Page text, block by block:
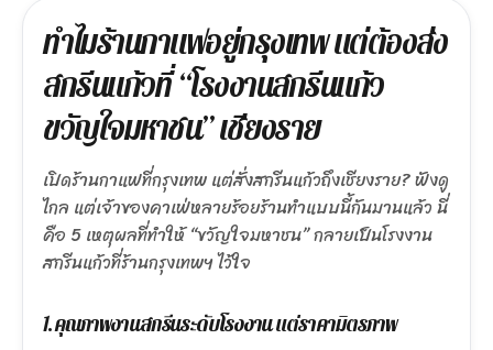
ทำไมร้านกาแฟอยู่กรุงเทพ แต่ต้องส่ง
สกรีนแก้วที่ “โรงงานสกรีนแก้ว
ขวัญใจมหาชน” เชียงราย
เปิดร้านกาแฟที่กรุงเทพ แต่สั่งสกรีนแก้วถึงเชียงราย? ฟังดู
ไกล แต่เจ้าของคาเฟ่หลายร้อยร้านทำแบบนี้กันมานแล้ว นี่
คือ 5 เหตุผลที่ทำให้ “ขวัญใจมหาชน” กลายเป็นโรงงาน
สกรีนแก้วที่ร้านกรุงเทพฯ ไว้ใจ
1. คุณภาพงานสกรีนระดับโรงงาน แต่ราคามิตรภาพ